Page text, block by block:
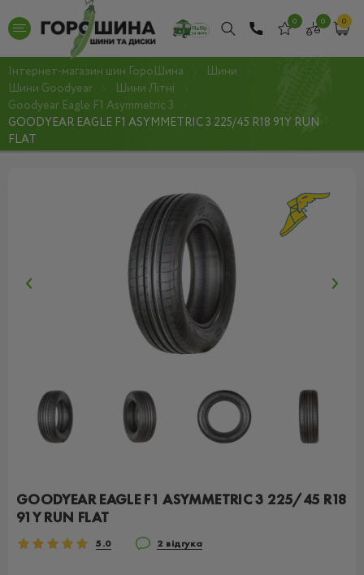
0 0 0
Інтернет-магазин шин ГороШина
Шини
Шини Goodyear
Шини Літні
Goodyear Eagle F1 Asymmetric 3
GOODYEAR EAGLE F1 ASYMMETRIC 3 225/45 R18 91Y RUN
FLAT
GOODYEAR EAGLE F1 ASYMMETRIC 3 225/45 R18
91Y RUN FLAT
5.0 2 відгука